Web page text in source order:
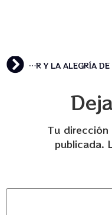
SETAS PSILOCIBES: CONEXIÓN CON EL NIÑO INTERIOR Y LA ALEGRÍA DE VIVIR
Tu
publicada.